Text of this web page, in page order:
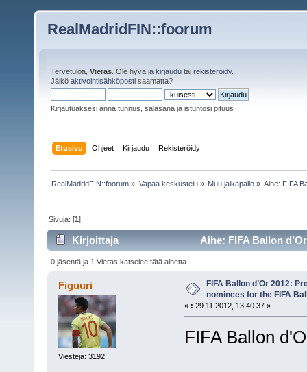
RealMadridFIN::foorum
Tervetuloa, Vieras . Ole hyvä ja kirjaudu tai rekisteröidy.
Jäikö aktivointisähköposti saamatta?
Kirjautuaksesi anna tunnus, salasana ja istuntosi pituus
Etusivu Ohjeet Kirjaudu Rekisteröidy
RealMadridFIN::foorum » Vapaa keskustelu» Muu jalkapallo» Aihe: FIFA
Sivuja: [1]
Kirjoittaja
Aihe: FIFA Ballon
2012. (Luettu 9146 kertaa)
0 jäsentä ja 1 Vieras katselee tätä aihetta.
Figuuri
Viestejä: 3192
FIFA Ballon d’Or 2012:
nominees for the FIFA
« : 29.11.2012, 13.40.37 »
FIFA Ballon